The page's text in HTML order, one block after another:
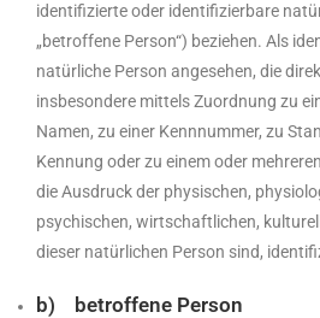
identifizierte oder identifizierbare
„betroffene Person“) beziehen. Als
natürliche Person angesehen, die
insbesondere mittels Zuordnung zu
Namen, zu einer Kennnummer, zu
Kennung oder zu einem oder
die Ausdruck der physischen,
psychischen, wirtschaftlichen,
dieser natürlichen Person sind,
b) betroffene Person